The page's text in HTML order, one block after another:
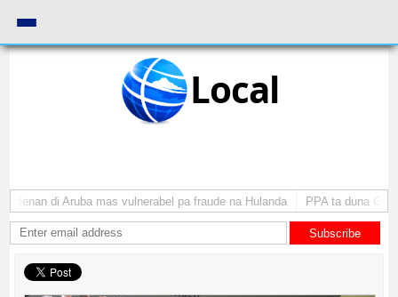
Local
di Aruba mas vulnerabel pa fraude na Hulanda PPA ta duna
Subscribe